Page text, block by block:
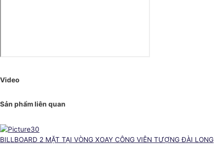
Video
Sản phẩm liên quan
BILLBOARD 2 MẶT TẠI VÒNG XOAY CÔNG VIÊN TƯỢNG ĐÀI LONG